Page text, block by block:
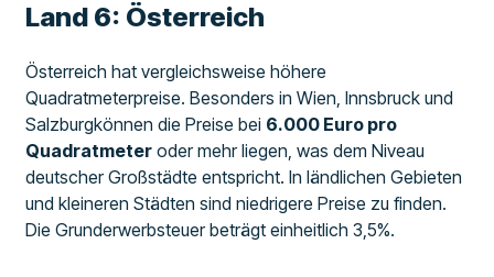
Land 6: Österreich
Österreich hat vergleichsweise höhere
Quadratmeterpreise. Besonders in Wien, Innsbruck und
Salzburgkönnen die Preise bei 6.000 Euro pro
Quadratmeter oder mehr liegen, was dem Niveau
deutscher Großstädte entspricht. In ländlichen Gebieten
und kleineren Städten sind niedrigere Preise zu finden.
Die Grunderwerbsteuer beträgt einheitlich 3,5%.